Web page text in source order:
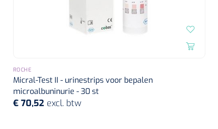
ROCHE
Micral-Test II - urinestrips voor bepalen
microalbuninurie - 30 st
€ 70,52 excl. btw